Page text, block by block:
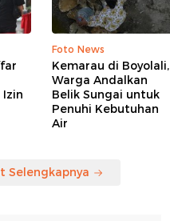
Izin
Foto News
Kemarau di Boyolali,
Warga Andalkan
Belik Sungai untuk
Penuhi Kebutuhan
Air
Selengkapnya